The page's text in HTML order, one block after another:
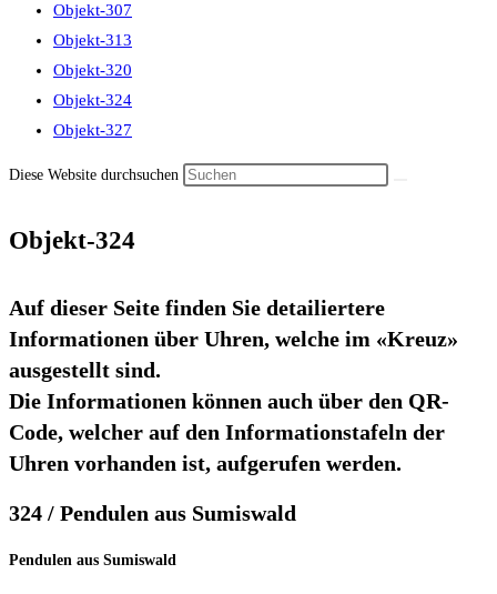
Objekt-307
Objekt-313
Objekt-320
Objekt-324
Objekt-327
Diese Website durchsuchen
Objekt-324
Auf dieser Seite finden Sie detailiertere
Informationen über Uhren, welche im «Kreuz»
ausgestellt sind.
Die Informationen können auch über den QR-
Code, welcher auf den Informationstafeln der
Uhren vorhanden ist, aufgerufen werden.
324 / Pendulen aus Sumiswald
Pendulen aus Sumiswald